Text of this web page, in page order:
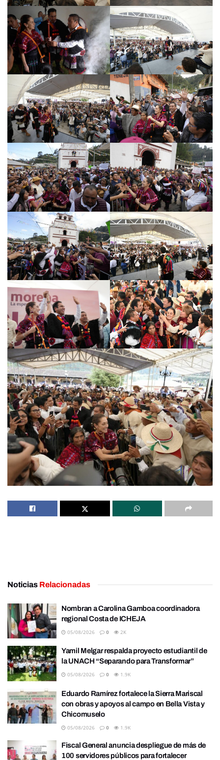
Noticias Relacionadas
Nombran a Carolina Gamboa coordinadora
regional Costa de ICHEJA
05/08/2026 0 2K
Yamil Melgar respalda proyecto estudiantil de
la UNACH “Separando para Transformar”
05/08/2026 0 1.9K
Eduardo Ramírez fortalece la Sierra Mariscal
con obras y apoyos al campo en Bella Vista y
Chicomuselo
05/08/2026 0 1.9K
Fiscal General anuncia despliegue de más de
100 servidores públicos para fortalecer